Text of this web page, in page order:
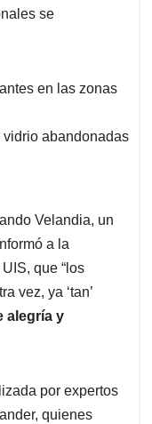
se
en las zonas
abandonadas
Velandia, un
a la
que “los
vez, ya ‘tan’
alegría y
por expertos
quienes